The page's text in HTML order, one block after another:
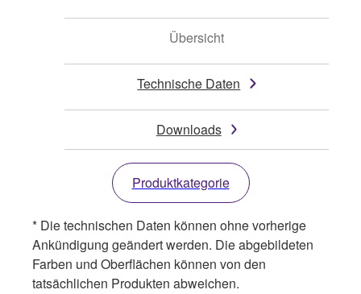
Übersicht
Technische Daten
Downloads
Produktkategorie
* Die technischen Daten können ohne vorherige
Ankündigung geändert werden. Die abgebildeten
Farben und Oberflächen können von den
tatsächlichen Produkten abweichen.